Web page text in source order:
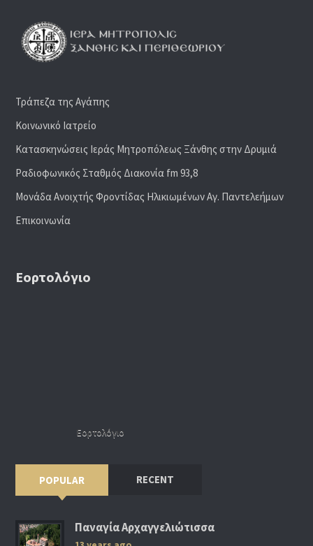
Τράπεζα της Αγάπης
Κοινωνικό Ιατρείο
Κατασκηνώσεις Ιεράς Μητροπόλεως Ξάνθης στην Δρυμιά
Ραδιoφωνικός Σταθμός Διακονία fm 93,8
Μονάδα Ανοιχτής Φροντίδας Ηλικιωμένων Αγ. Παντελεήμων
Επικοινωνία
Εορτολόγιο
Εορτολόγιο
POPULAR RECENT
Παναγία Αρχαγγελιώτισσα